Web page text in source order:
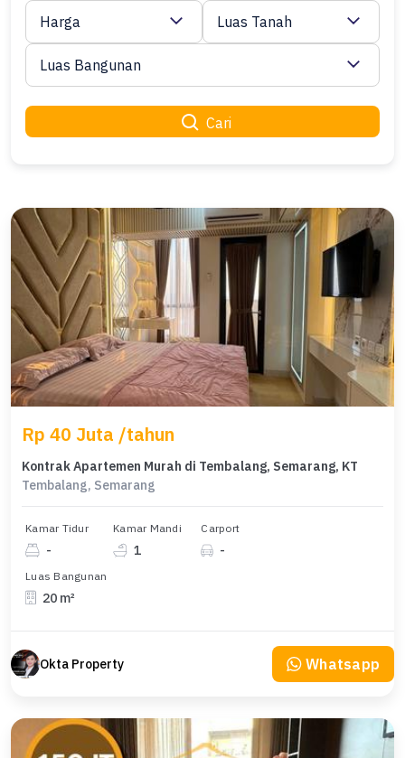
Cari
Harga Luas Tanah
Luas Bangunan
Rp 40 Juta /tahun
Kontrak Apartemen Murah di Tembalang, Semarang, KT
Tembalang, Semarang
Kamar Tidur
-
Kamar Mandi
1
Carport
-
Luas Bangunan
20 m²
Okta Property Whatsapp